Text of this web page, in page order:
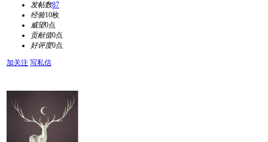
发帖数87
经验10枚
威望0点
贡献值0点
好评度0点
加关注 写私信